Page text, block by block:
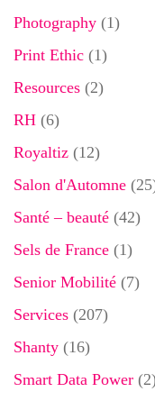
Photography (1)
Print Ethic (1)
Resources (2)
RH (6)
Royaltiz (12)
Salon d'Automne
Santé – beauté (42)
Sels de France (1)
Senior Mobilité (7)
Services (207)
Shanty (16)
Smart Data Power